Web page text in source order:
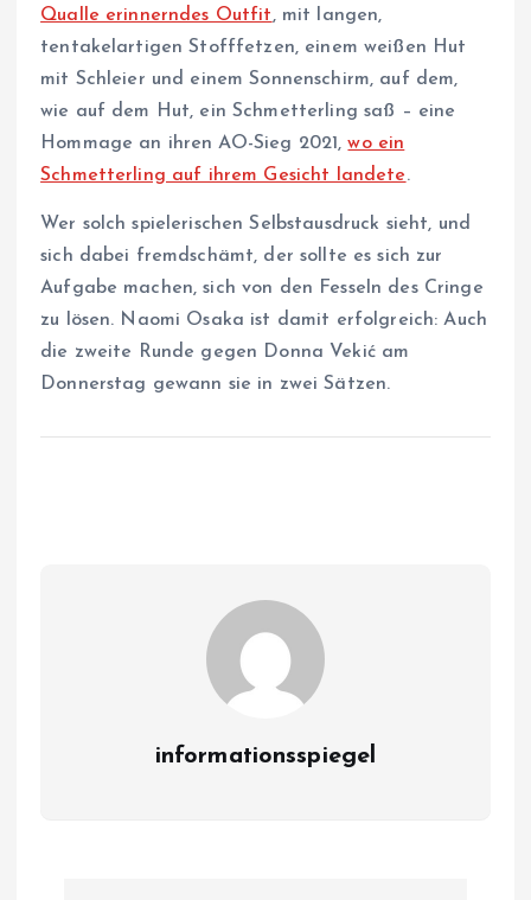
Qualle erinnerndes Outfit, mit langen,
tentakelartigen Stofffetzen, einem weißen Hut
mit Schleier und einem Sonnenschirm, auf dem,
wie auf dem Hut, ein Schmetterling saß – eine
Hommage an ihren AO-Sieg 2021,wo ein
Schmetterling auf ihrem Gesicht landete.
Wer solch spielerischen Selbstausdruck sieht, und
sich dabei fremdschämt, der sollte es sich zur
Aufgabe machen, sich von den Fesseln des Cringe
zu lösen. Naomi Osaka ist damit erfolgreich: Auch
die zweite Runde gegen Donna Vekić am
Donnerstag gewann sie in zwei Sätzen.
informationsspiegel